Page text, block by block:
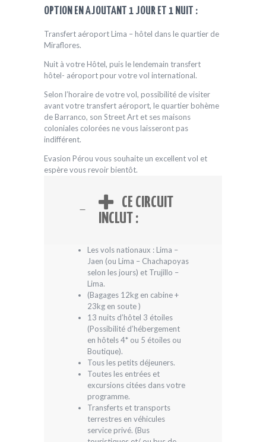
OPTION EN AJOUTANT 1 JOUR ET 1 NUIT :
Transfert aéroport Lima – hôtel dans le quartier de
Miraflores.
Nuit à votre Hôtel, puis le lendemain transfert
hôtel- aéroport pour votre vol international.
Selon l’horaire de votre vol, possibilité de visiter
avant votre transfert aéroport, le quartier bohème
de Barranco, son Street Art et ses maisons
coloniales colorées ne vous laisseront pas
indifférent.
Evasion Pérou vous souhaite un excellent vol et
espère vous revoir bientôt.
CE CIRCUIT
INCLUT :
Les vols nationaux : Lima –
Jaen (ou Lima – Chachapoyas
selon les jours) et Trujillo –
Lima.
(Bagages 12kg en cabine +
23kg en soute )
13 nuits d’hôtel 3 étoiles
(Possibilité d’hébergement
en hôtels 4* ou 5 étoiles ou
Boutique).
Tous les petits déjeuners.
Toutes les entrées et
excursions citées dans votre
programme.
Transferts et transports
terrestres en véhicules
service privé. (Bus